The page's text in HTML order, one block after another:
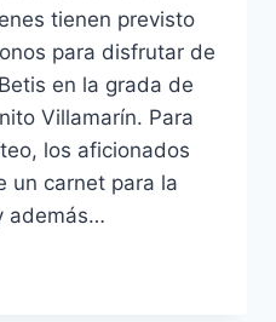
tienen previsto
para disfrutar de
en la grada de
Villamarín. Para
los aficionados
un carnet para la
además…